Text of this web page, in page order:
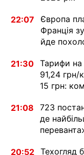
22:07
Європа
Франція
йде
21:30 Тарифи на
91,24 грн/
15 грн:
21:08
723
де
20:52 Техогляд